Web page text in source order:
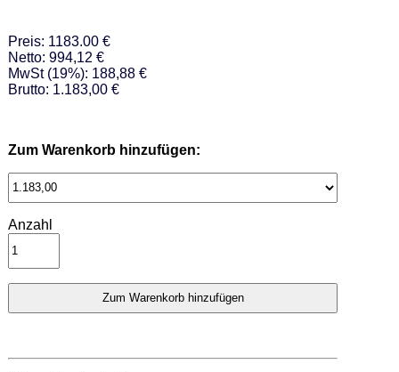
Preis: 1183.00 €
Netto: 994,12 €
MwSt (19%): 188,88 €
Brutto: 1.183,00 €
Zum Warenkorb hinzufügen:
Anzahl